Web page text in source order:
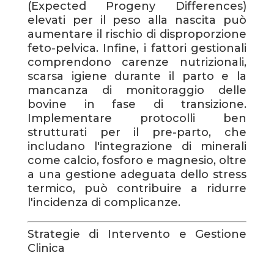
(Expected Progeny Differences)
elevati per il peso alla nascita può
aumentare il rischio di disproporzione
feto-pelvica. Infine, i fattori gestionali
comprendono carenze nutrizionali,
scarsa igiene durante il parto e la
mancanza di monitoraggio delle
bovine in fase di transizione.
Implementare protocolli ben
strutturati per il pre-parto, che
includano l'integrazione di minerali
come calcio, fosforo e magnesio, oltre
a una gestione adeguata dello stress
termico, può contribuire a ridurre
l'incidenza di complicanze.
Strategie di Intervento e Gestione
Clinica